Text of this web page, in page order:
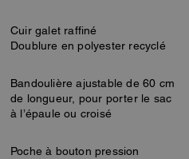
Cuir galet raffiné
Doublure en polyester recyclé
Bandoulière ajustable de 60 cm
de longueur, pour porter le sac
à l’épaule ou croisé
Poche à bouton pression